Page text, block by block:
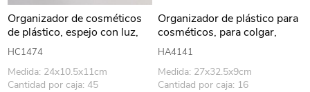
Organizador de cosméticos
de plástico, espejo con luz,
en caja
HC1474
Medida: 24x10.5x11cm
Cantidad por caja: 45
Organizador de plástico para
cosméticos, para colgar,
varios colores, en caja
HA4141
Medida: 27x32.5x9cm
Cantidad por caja: 16